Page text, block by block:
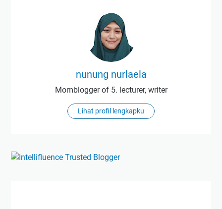
nunung nurlaela
Momblogger of 5. lecturer, writer
Lihat profil lengkapku